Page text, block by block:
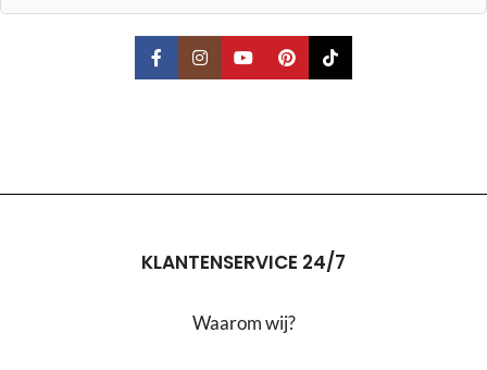
KLANTENSERVICE 24/7
Waarom wij?